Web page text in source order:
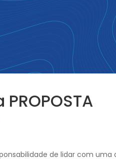
PROPOSTA
de lidar com